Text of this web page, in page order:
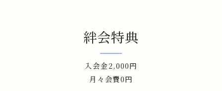
入会金2,000円
月々会費0円
絆会特典